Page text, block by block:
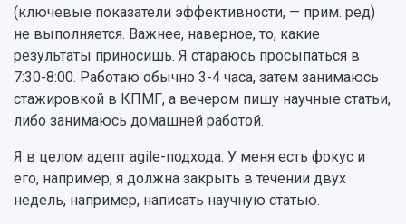
(ключевые показатели эффективности, — прим. ред)
не выполняется. Важнее, наверное, то, какие
результаты приносишь. Я стараюсь просыпаться в
7:30-8:00. Работаю обычно 3-4 часа, затем занимаюсь
стажировкой в КПМГ, а вечером пишу научные статьи,
либо занимаюсь домашней работой.
Я в целом адепт agile-подхода. У меня есть фокус и
его, например, я должна закрыть в течении двух
недель, например, написать научную статью.